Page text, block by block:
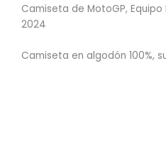
Camiseta de MotoGP, Equipo
2024
Camiseta en algodón 100%,